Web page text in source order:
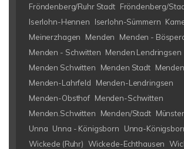
Fröndenberg/Ruhr Stadt Fröndenberg/
Iserlohn-Hennen
Iserlohn-Sümmern
Meinerzhagen
Menden
Menden -
Menden - Schwitten Menden Lendringsen
Menden Schwitten
Menden Stadt
Menden-Lahrfeld
Menden-Lendringsen
Menden-Obsthof Menden-Schwitten
Menden.Schwitten
Menden/Stadt
Unna Unna - Königsborn Unna-
Wickede (Ruhr) Wickede-Echthausen